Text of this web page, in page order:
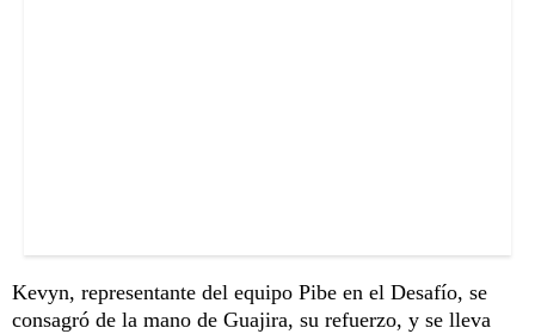
Kevyn, representante del equipo Pibe en el Desafío, se
consagró de la mano de Guajira, su refuerzo, y se lleva